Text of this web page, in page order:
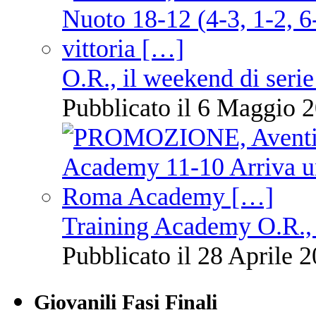
O.R., il weekend di
Pubblicato il 6 Maggio
Training Academy
Pubblicato il 28 Aprile
Giovanili Fasi Finali